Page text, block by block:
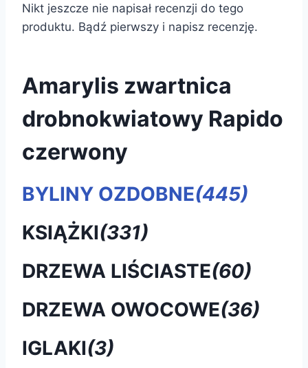
Nikt jeszcze nie napisał recenzji do tego
produktu. Bądź pierwszy i napisz recenzję.
Amarylis zwartnica
drobnokwiatowy Rapido
czerwony
BYLINY OZDOBNE(445)
KSIĄŻKI(331)
DRZEWA LIŚCIASTE(60)
DRZEWA OWOCOWE(36)
IGLAKI(3)